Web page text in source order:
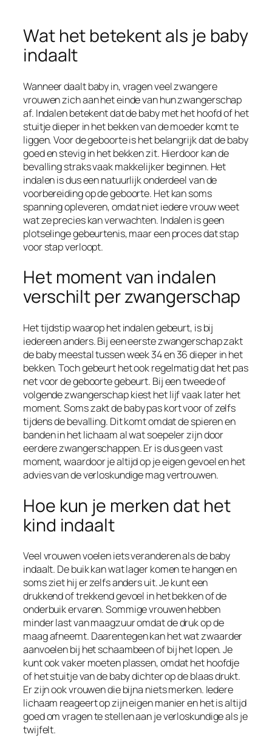
Wat het betekent als je baby
indaalt
Wanneer daalt baby in, vragen veel zwangere
vrouwen zich aan het einde van hun zwangerschap
af. Indalen betekent dat de baby met het hoofd of het
stuitje dieper in het bekken van de moeder komt te
liggen. Voor de geboorte is het belangrijk dat de baby
goed en stevig in het bekken zit. Hierdoor kan de
bevalling straks vaak makkelijker beginnen. Het
indalen is dus een natuurlijk onderdeel van de
voorbereiding op de geboorte. Het kan soms
spanning opleveren, omdat niet iedere vrouw weet
wat ze precies kan verwachten. Indalen is geen
plotselinge gebeurtenis, maar een proces dat stap
voor stap verloopt.
Het moment van indalen
verschilt per zwangerschap
Het tijdstip waarop het indalen gebeurt, is bij
iedereen anders. Bij een eerste zwangerschap zakt
de baby meestal tussen week 34 en 36 dieper in het
bekken. Toch gebeurt het ook regelmatig dat het pas
net voor de geboorte gebeurt. Bij een tweede of
volgende zwangerschap kiest het lijf vaak later het
moment. Soms zakt de baby pas kort voor of zelfs
tijdens de bevalling. Dit komt omdat de spieren en
banden in het lichaam al wat soepeler zijn door
eerdere zwangerschappen. Er is dus geen vast
moment, waardoor je altijd op je eigen gevoel en het
advies van de verloskundige mag vertrouwen.
Hoe kun je merken dat het
kind indaalt
Veel vrouwen voelen iets veranderen als de baby
indaalt. De buik kan wat lager komen te hangen en
soms ziet hij er zelfs anders uit. Je kunt een
drukkend of trekkend gevoel in het bekken of de
onderbuik ervaren. Sommige vrouwen hebben
minder last van maagzuur omdat de druk op de
maag afneemt. Daarentegen kan het wat zwaarder
aanvoelen bij het schaambeen of bij het lopen. Je
kunt ook vaker moeten plassen, omdat het hoofdje
of het stuitje van de baby dichter op de blaas drukt.
Er zijn ook vrouwen die bijna niets merken. Iedere
lichaam reageert op zijn eigen manier en het is altijd
goed om vragen te stellen aan je verloskundige als je
twijfelt.